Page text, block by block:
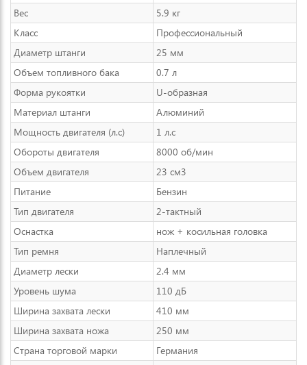
Вес
5.9 кг
Класс
Профессиональный
Диаметр штанги
25 мм
Объем топливного бака
0.7 л
Форма рукоятки
U-образная
Материал штанги
Алюминий
Мощность двигателя (л.с)
1 л.с
Обороты двигателя
8000 об/мин
Объем двигателя
23 см3
Питание
Бензин
Тип двигателя
2-тактный
Оснастка
нож + косильная головка
Тип ремня
Наплечный
Диаметр лески
2.4 мм
Уровень шума
110 дБ
Ширина захвата лески
410 мм
Ширина захвата ножа
250 мм
Страна торговой марки
Германия